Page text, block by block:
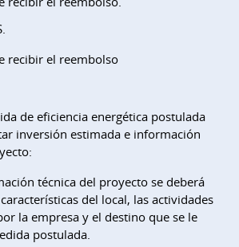
recibir el reembolso
de eficiencia energética postulada
inversión estimada e información
técnica del proyecto se deberá
del local, las actividades
la empresa y el destino que se le
postulada.